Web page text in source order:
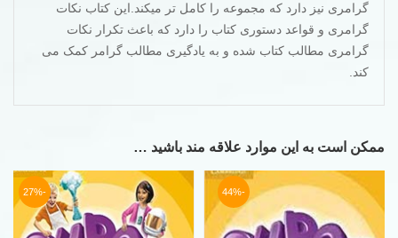
گرامری نیز دارد که مجموعه را کامل تر میکند.این کتاب نکات
گرامری و قواعد دستوری کتاب را دارد که باعث تکرار نکات
گرامری مطالب کتاب شده و به یادگیری مطالب گرامر کمک می
کند.
ممکن است به این موارد علاقه مند باشید …
-44%
-27%